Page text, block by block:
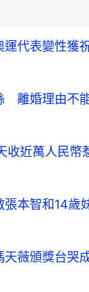
運代表變性
離婚理由不
收近萬人民
張本智和14
天薇頒獎台哭